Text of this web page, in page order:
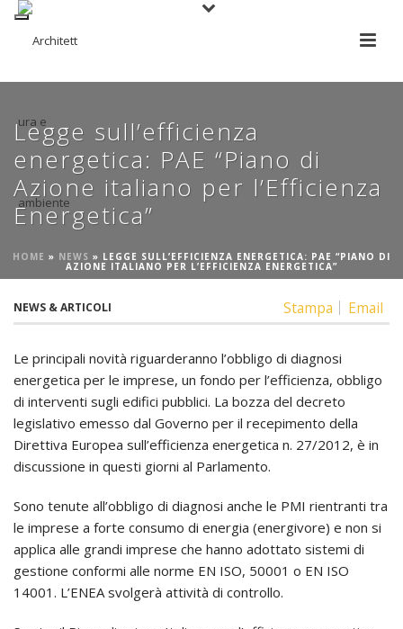
Legge sull’efficienza
energetica: PAE “Piano di
Azione italiano per l’Efficienza
Energetica”
HOME » NEWS » LEGGE SULL’EFFICIENZA ENERGETICA: PAE “PIANO DI
AZIONE ITALIANO PER L’EFFICIENZA ENERGETICA”
Stampa Email
NEWS & ARTICOLI
Le principali novità riguarderanno l’obbligo di diagnosi
energetica per le imprese, un fondo per l’efficienza, obbligo
di interventi sugli edifici pubblici. La bozza del decreto
legislativo emesso dal Governo per il recepimento della
Direttiva Europea sull’efficienza energetica n. 27/2012, è in
discussione in questi giorni al Parlamento.
Sono tenute all’obbligo di diagnosi anche le PMI rientranti tra
le imprese a forte consumo di energia (energivore) e non si
applica alle grandi imprese che hanno adottato sistemi di
gestione conformi alle norme EN ISO, 50001 o EN ISO
14001. L’ENEA svolgerà attività di controllo.